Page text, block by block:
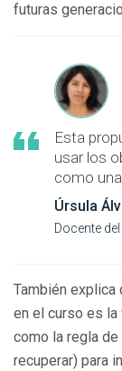
futuras
Esta
usar los
como
Úrsula
Docente
También explica
en el curso es
como la regla
recuperar) para